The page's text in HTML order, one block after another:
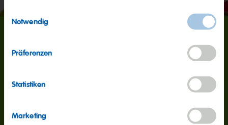
Einwilligungsauswahl
Notwendig
Präferenzen
Statistiken
Marketing
160
Millionen